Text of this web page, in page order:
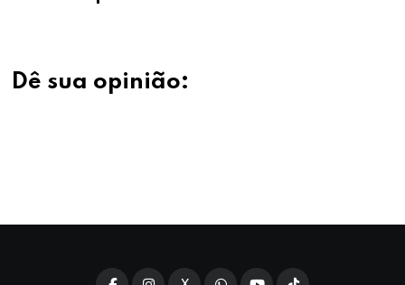
Dê sua opinião: